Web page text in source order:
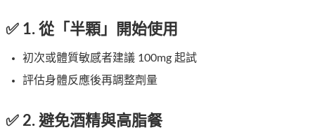
✅ 1. 從「半顆」開始使用
初次或體質敏感者建議 100mg 起試
評估身體反應後再調整劑量
✅ 2. 避免酒精與高脂餐